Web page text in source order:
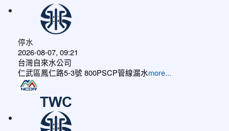
停水
2026-08-07, 09:21
台灣自來水公司
仁武區鳳仁路5-3號 800PSCP管線漏水more...